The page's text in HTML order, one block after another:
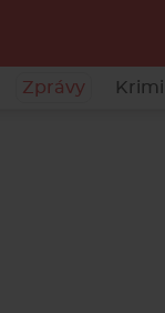
Zprávy Krimi